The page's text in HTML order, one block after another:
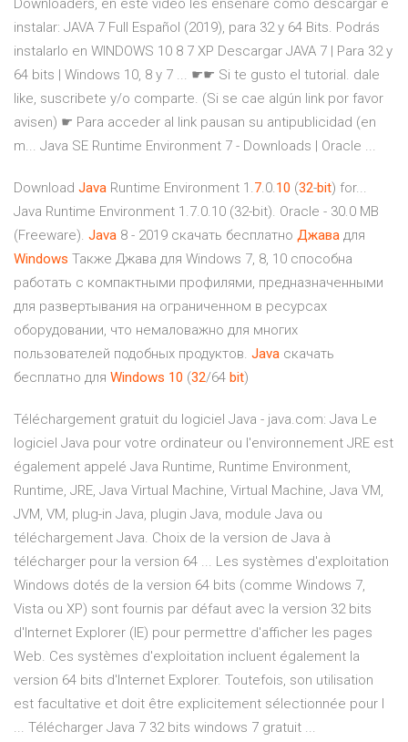
Downloaders, en este video les enseñaré cómo descargar e
instalar: JAVA 7 Full Español (2019), para 32 y 64 Bits. Podrás
instalarlo en WINDOWS 10 8 7 XP Descargar JAVA 7 | Para 32 y
64 bits | Windows 10, 8 y 7 ... ☛☛ Si te gusto el tutorial. dale
like, suscribete y/o comparte. (Si se cae algún link por favor
avisen) ☛ Para acceder al link pausan su antipublicidad (en
m... Java SE Runtime Environment 7 - Downloads | Oracle ...
Download Java Runtime Environment 1.7.0.10 (32-bit) for...
Java Runtime Environment 1.7.0.10 (32-bit). Oracle - 30.0 MB
(Freeware). Java 8 - 2019 скачать бесплатно Джава для
Windows Также Джава для Windows 7, 8, 10 способна
работать с компактными профилями, предназначенными
для развертывания на ограниченном в ресурсах
оборудовании, что немаловажно для многих
пользователей подобных продуктов. Java скачать
бесплатно для Windows 10 (32/64 bit)
Téléchargement gratuit du logiciel Java - java.com: Java Le
logiciel Java pour votre ordinateur ou l'environnement JRE est
également appelé Java Runtime, Runtime Environment,
Runtime, JRE, Java Virtual Machine, Virtual Machine, Java VM,
JVM, VM, plug-in Java, plugin Java, module Java ou
téléchargement Java. Choix de la version de Java à
télécharger pour la version 64 ... Les systèmes d'exploitation
Windows dotés de la version 64 bits (comme Windows 7,
Vista ou XP) sont fournis par défaut avec la version 32 bits
d'Internet Explorer (IE) pour permettre d'afficher les pages
Web. Ces systèmes d'exploitation incluent également la
version 64 bits d'Internet Explorer. Toutefois, son utilisation
est facultative et doit être explicitement sélectionnée pour l
... Télécharger Java 7 32 bits windows 7 gratuit ...